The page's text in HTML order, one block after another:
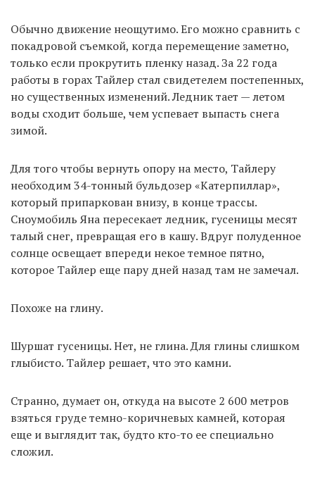
Обычно движение неощутимо. Его можно сравнить с
покадровой съемкой, когда перемещение заметно,
только если прокрутить пленку назад. За 22 года
работы в горах Тайлер стал свидетелем постепенных,
но существенных изменений. Ледник тает — летом
воды сходит больше, чем успевает выпасть снега
зимой.
Для того чтобы вернуть опору на место, Тайлеру
необходим 34-тонный бульдозер «Катерпиллар»,
который припаркован внизу, в конце трассы.
Сноумобиль Яна пересекает ледник, гусеницы месят
талый снег, превращая его в кашу. Вдруг полуденное
солнце освещает впереди некое темное пятно,
которое Тайлер еще пару дней назад там не замечал.
Похоже на глину.
Шуршат гусеницы. Нет, не глина. Для глины слишком
глыбисто. Тайлер решает, что это камни.
Странно, думает он, откуда на высоте 2 600 метров
взяться груде темно-коричневых камней, которая
еще и выглядит так, будто кто-то ее специально
сложил.